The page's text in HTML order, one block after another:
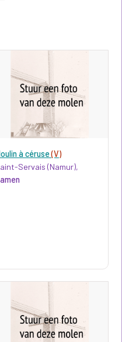
à céruse(V)
Servais (Namur),